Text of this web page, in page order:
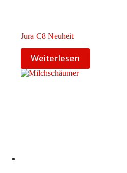
Jura C8 Neuheit
Weiterlesen